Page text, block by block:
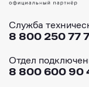
Служба
8 800 250 77
Отдел
8 800 600 90